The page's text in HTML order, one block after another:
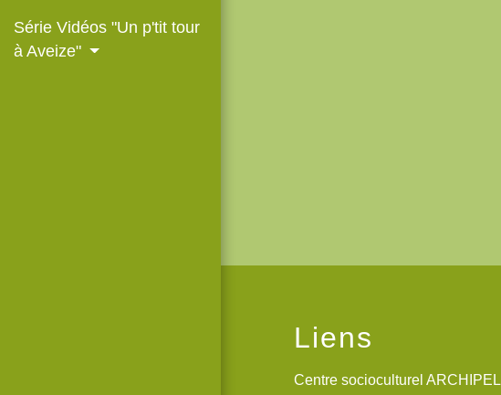
Série Vidéos "Un p'tit tour
à Aveize"
Liens
Centre socioculturel ARCHIPEL